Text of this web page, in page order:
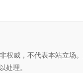
权威，不代表本站立场
处理。